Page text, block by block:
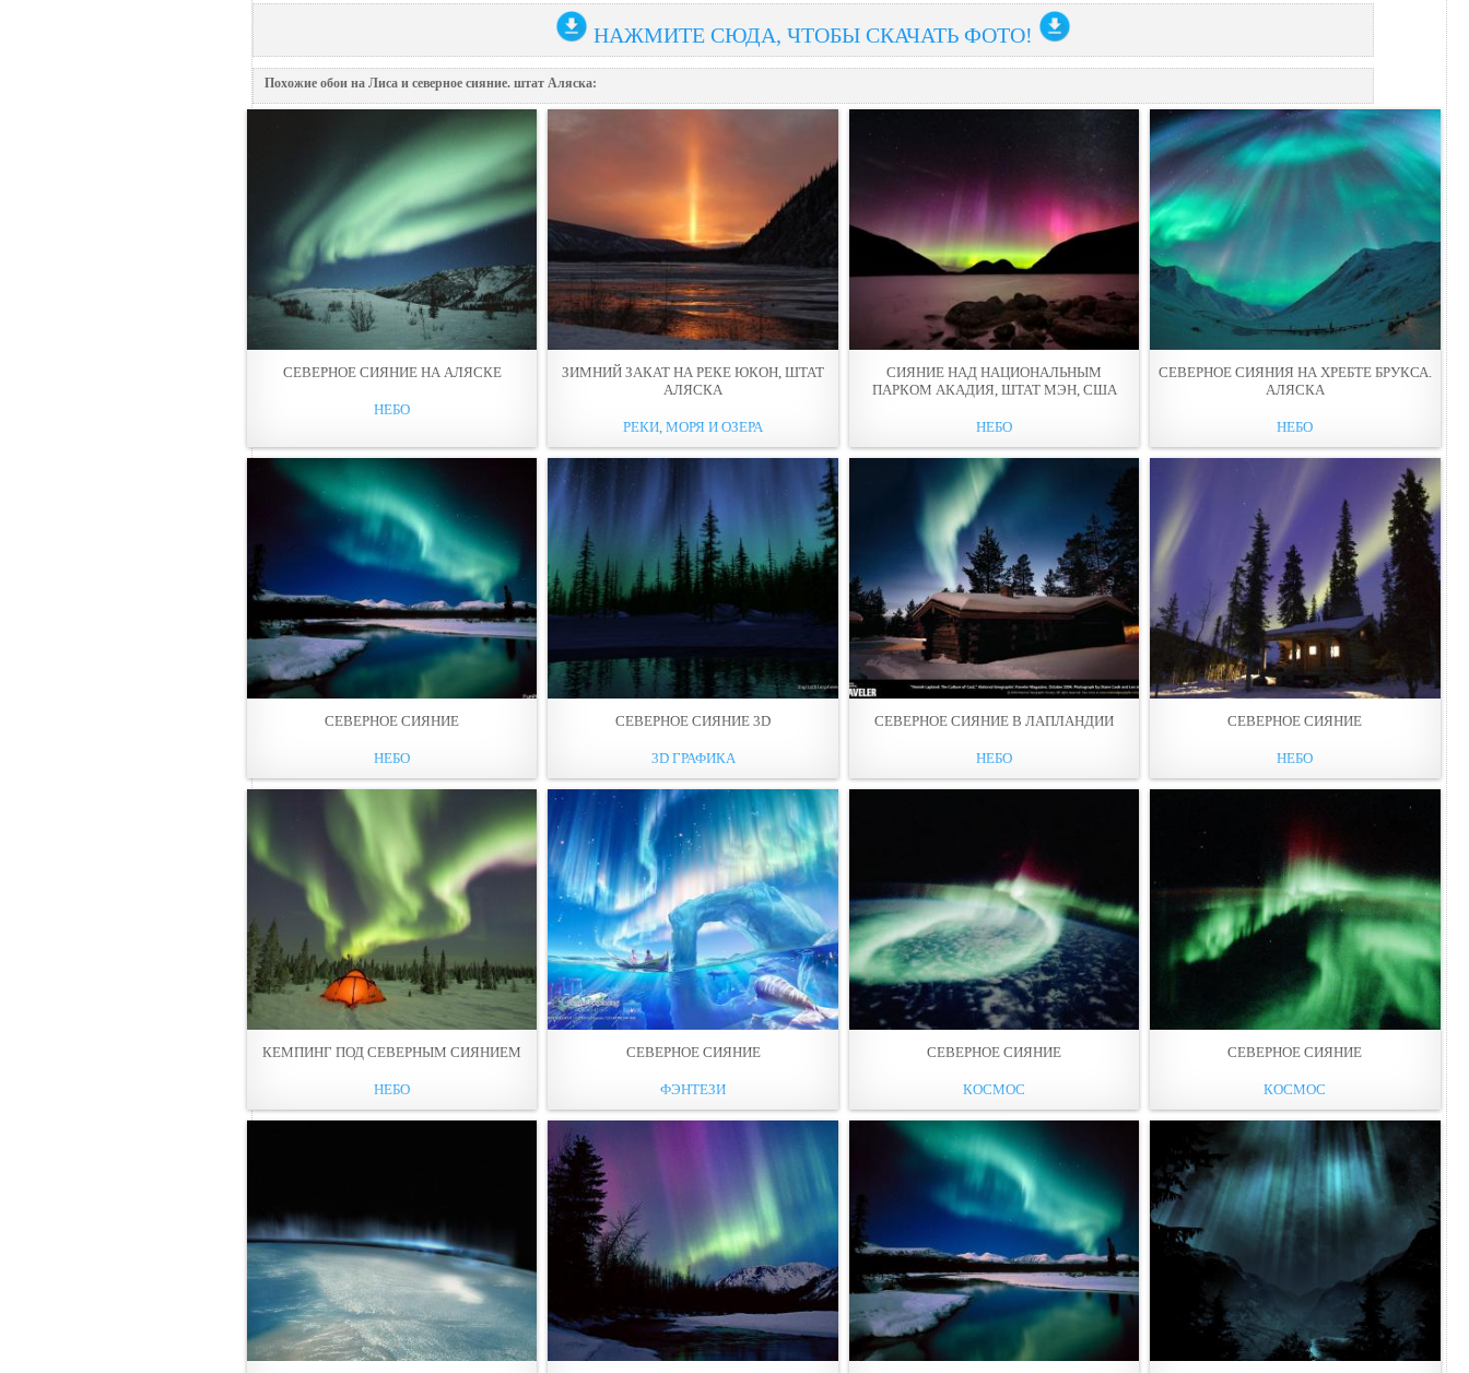
НАЖМИТЕ СЮДА, ЧТОБЫ СКАЧАТЬ ФОТО!
Похожие обои на Лиса и северное сияние. штат Аляска:
СЕВЕРНОЕ СИЯНИЕ НА АЛЯСКЕ
НЕБО
ЗИМНИЙ ЗАКАТ НА РЕКЕ ЮКОН, ШТАТ
АЛЯСКА
РЕКИ, МОРЯ И ОЗЕРА
СИЯНИЕ НАД НАЦИОНАЛЬНЫМ
ПАРКОМ АКАДИЯ, ШТАТ МЭН, США
НЕБО
СЕВЕРНОЕ СИЯНИЯ НА ХРЕБТЕ БРУКСА.
АЛЯСКА
НЕБО
СЕВЕРНОЕ СИЯНИЕ
НЕБО
СЕВЕРНОЕ СИЯНИЕ 3D
3D ГРАФИКА
СЕВЕРНОЕ СИЯНИЕ В ЛАПЛАНДИИ
НЕБО
СЕВЕРНОЕ СИЯНИЕ
НЕБО
КЕМПИНГ ПОД СЕВЕРНЫМ СИЯНИЕМ
НЕБО
СЕВЕРНОЕ СИЯНИЕ
ФЭНТЕЗИ
СЕВЕРНОЕ СИЯНИЕ
КОСМОС
СЕВЕРНОЕ СИЯНИЕ
КОСМОС